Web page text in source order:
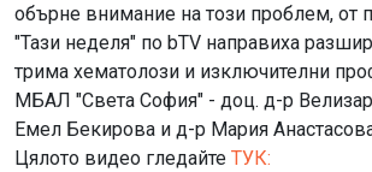
обърне внимание на този проблем, от
"Тази неделя" по bTV направиха
трима хематолози и изключителни
МБАЛ "Света София" - доц. д-р
Емел Бекирова и д-р Мария
Цялото видео гледайте ТУК: